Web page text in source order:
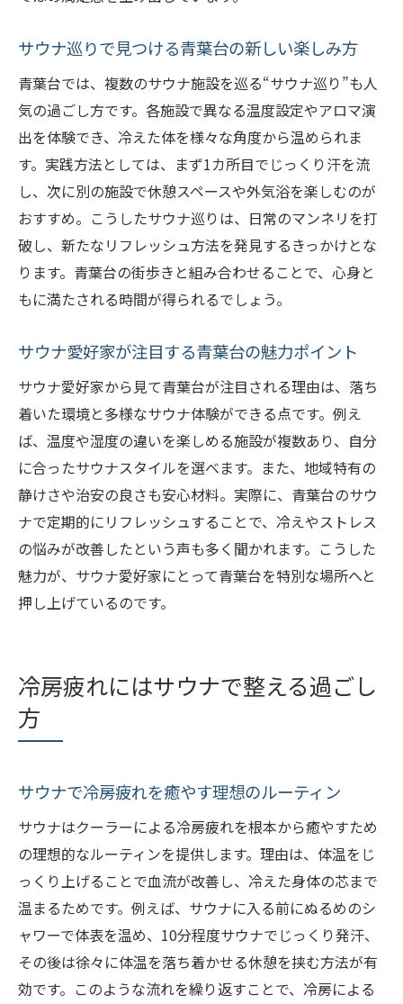
サウナ巡りで見つける青葉台の新しい楽しみ方
青葉台では、複数のサウナ施設を巡る“サウナ巡り”も人
気の過ごし方です。各施設で異なる温度設定やアロマ演
出を体験でき、冷えた体を様々な角度から温められま
す。実践方法としては、まず1カ所目でじっくり汗を流
し、次に別の施設で休憩スペースや外気浴を楽しむのが
おすすめ。こうしたサウナ巡りは、日常のマンネリを打
破し、新たなリフレッシュ方法を発見するきっかけとな
ります。青葉台の街歩きと組み合わせることで、心身と
もに満たされる時間が得られるでしょう。
サウナ愛好家が注目する青葉台の魅力ポイント
サウナ愛好家から見て青葉台が注目される理由は、落ち
着いた環境と多様なサウナ体験ができる点です。例え
ば、温度や湿度の違いを楽しめる施設が複数あり、自分
に合ったサウナスタイルを選べます。また、地域特有の
静けさや治安の良さも安心材料。実際に、青葉台のサウ
ナで定期的にリフレッシュすることで、冷えやストレス
の悩みが改善したという声も多く聞かれます。こうした
魅力が、サウナ愛好家にとって青葉台を特別な場所へと
押し上げているのです。
冷房疲れにはサウナで整える過ごし
方
サウナで冷房疲れを癒やす理想のルーティン
サウナはクーラーによる冷房疲れを根本から癒やすため
の理想的なルーティンを提供します。理由は、体温をじ
っくり上げることで血流が改善し、冷えた身体の芯まで
温まるためです。例えば、サウナに入る前にぬるめのシ
ャワーで体表を温め、10分程度サウナでじっくり発汗、
その後は徐々に体温を落ち着かせる休憩を挟む方法が有
効です。このような流れを繰り返すことで、冷房による